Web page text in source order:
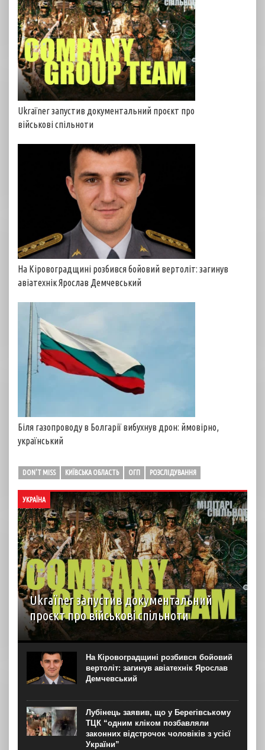
Ukraїner запустив документальний проєкт про
військові спільноти
На Кіровоградщині розбився бойовий вертоліт: загинув
авіатехнік Ярослав Демчевський
Біля газопроводу в Болгарії вибухнув дрон: ймовірно,
український
DON'T MISS КИЇВСЬКА ОБЛАСТЬ ОГП РОЗСЛІДУВАННЯ
УКРАЇНА
Ukraїner запустив документальний
проєкт про військові спільноти
На YouTube-каналі Ukraїner W відбулася прем’єра
першої серії нового документального проєкту “Мілітарі
спільноти”. Про це “Новинарні” повідомили в Ukraїner.
“Кожна серія присвячена окремій спільноті — її історії,
цінностям, внутрішній...
На Кіровоградщині розбився бойовий
вертоліт: загинув авіатехнік Ярослав
Демчевський
Лубінець заявив, що у Берегівському
ТЦК “одним кліком позбавляли
законних відстрочок чоловіків з усієї
України”